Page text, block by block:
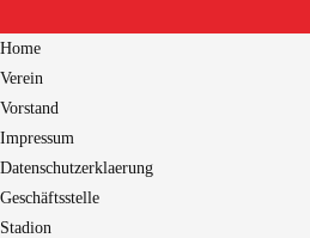
Home
Verein
Vorstand
Impressum
Datenschutzerklaerung
Geschäftsstelle
Stadion